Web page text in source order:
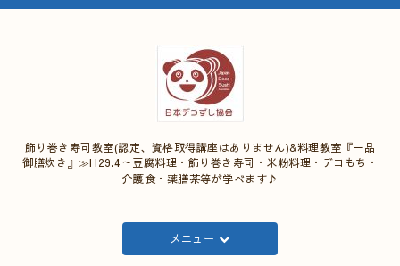
飾り巻き寿司教室(認定、資格取得講座はありません)&料理教室『一品
御膳炊き』≫H29.4～豆腐料理・飾り巻き寿司・米粉料理・デコもち・
介護食・薬膳茶等が学べます♪
メニュー